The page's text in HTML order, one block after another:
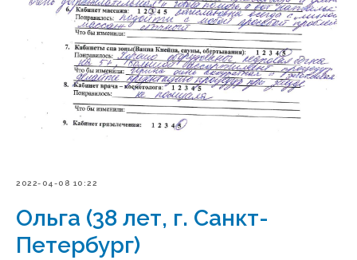
2022-04-08 10:22
Ольга (38 лет, г. Санкт-
Петербург)